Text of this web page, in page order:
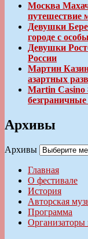
Москва
путешествие
Девушки
городе с
Девушки
России
Мартин
азартных
Martin Casino
Архивы
Архивы
Главная
О фестивале
История
Авторская
Программа